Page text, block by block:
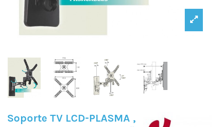
Soporte TV LCD-PLASMA ,